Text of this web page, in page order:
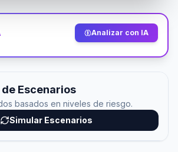
Analizar con IA
Escenarios
basados en niveles de riesgo.
Simular Escenarios